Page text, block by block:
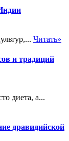
Читать»
и традиций
диета, а...
дравидийской